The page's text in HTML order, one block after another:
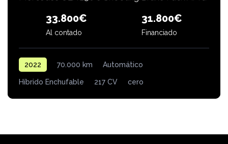
33.800€
Al contado
31.800€
Financiado
2022 70.000 km Automático
Híbrido Enchufable 217 CV cero